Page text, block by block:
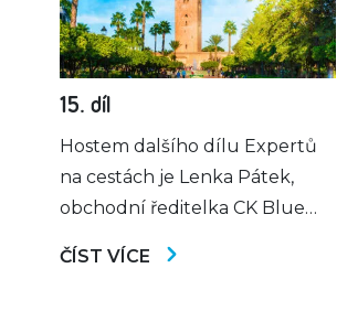
15. díl
Hostem dalšího dílu Expertů
na cestách je Lenka Pátek,
obchodní ředitelka CK Blue
pestrobarevném Maroku, zemi
ČÍST VÍCE